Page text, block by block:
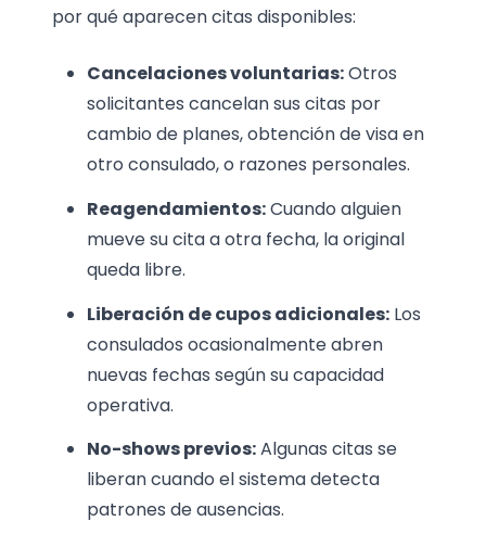
por qué aparecen citas disponibles:
Cancelaciones voluntarias:Otros
solicitantes cancelan sus citas por
cambio de planes, obtención de visa en
otro consulado, o razones personales.
Reagendamientos:Cuando alguien
mueve su cita a otra fecha, la original
queda libre.
Liberación de cupos adicionales: Los
consulados ocasionalmente abren
nuevas fechas según su capacidad
operativa.
No-shows previos:Algunas citas se
liberan cuando el sistema detecta
patrones de ausencias.